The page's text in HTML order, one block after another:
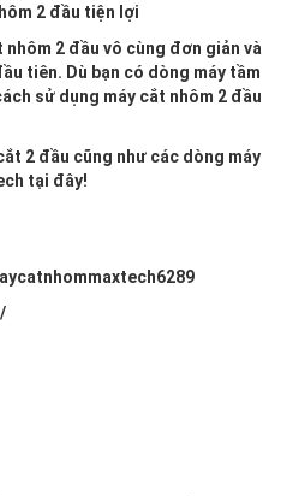
2 đầu tiện lợi
nhôm 2 đầu vô cùng đơn giản và
tiên. Dù bạn có dòng máy tầm
sử dụng máy cắt nhôm 2 đầu
2 đầu cũng như các dòng máy
tại đây!